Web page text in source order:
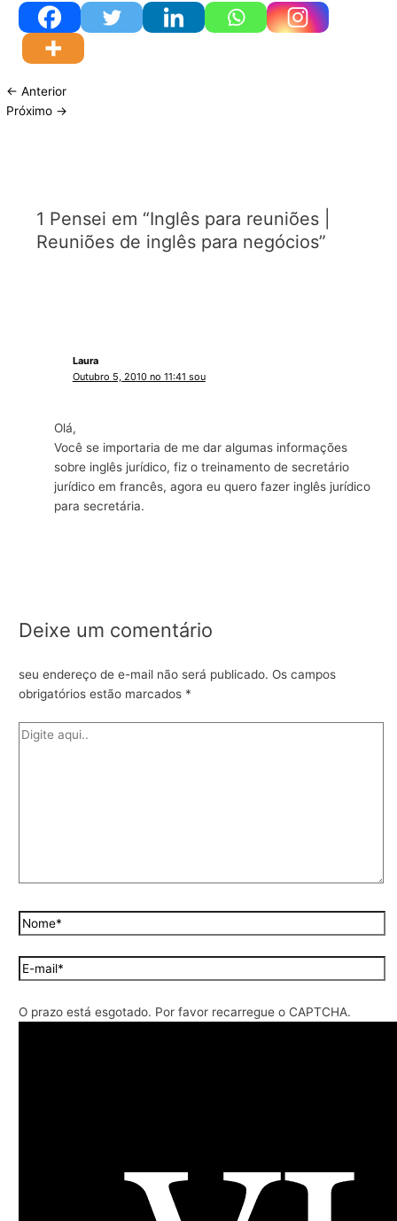
← Anterior
Próximo →
1 Pensei em “Inglês para reuniões |
Reuniões de inglês para negócios”
Laura
Outubro 5, 2010 no 11:41 sou
Olá,
Você se importaria de me dar algumas informações
sobre inglês jurídico, fiz o treinamento de secretário
jurídico em francês, agora eu quero fazer inglês jurídico
para secretária.
Deixe um comentário
seu endereço de e-mail não será publicado. Os campos
obrigatórios estão marcados *
O prazo está esgotado. Por favor recarregue o CAPTCHA.